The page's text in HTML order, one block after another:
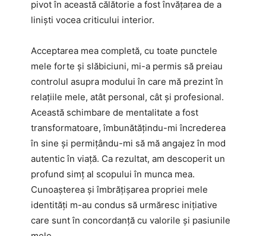
pivot în această călătorie a fost învățarea de a
liniști vocea criticului interior.
Acceptarea mea completă, cu toate punctele
mele forte și slăbiciuni, mi-a permis să preiau
controlul asupra modului în care mă prezint în
relațiile mele, atât personal, cât și profesional.
Această schimbare de mentalitate a fost
transformatoare, îmbunătățindu-mi încrederea
în sine și permițându-mi să mă angajez în mod
autentic în viață. Ca rezultat, am descoperit un
profund simț al scopului în munca mea.
Cunoașterea și îmbrățișarea propriei mele
identități m-au condus să urmăresc inițiative
care sunt în concordanță cu valorile și pasiunile